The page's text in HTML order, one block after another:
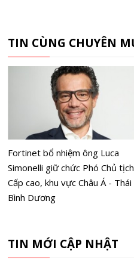
TIN CÙNG CHUYÊN
Fortinet bổ nhiệm ông Luca
Simonelli giữ chức Phó Chủ tịch
Cấp cao, khu vực Châu Á - Thái
Bình Dương
TIN MỚI CẬP NHẬT